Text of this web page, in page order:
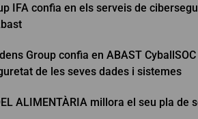
IFA confia en els serveis de
Group confia en ABAST
de les seves dades i sistemes
ALIMENTÀRIA millora el seu pla de